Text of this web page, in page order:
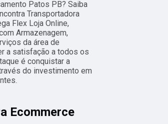
Patos PB? Saiba
Transportadora
Flex Loja Online,
Armazenagem,
da área de
a satisfação a todos os
é conquistar a
do investimento em
Ecommerce